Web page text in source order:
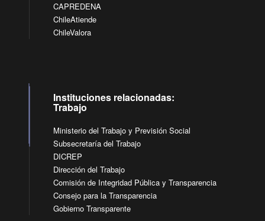
CAPREDENA
ChileAtiende
ChileValora
Instituciones relacionadas:
Trabajo
Ministerio del Trabajo y Previsión Social
Subsecretaría del Trabajo
DICREP
Dirección del Trabajo
Comisión de Integridad Pública y Transparencia
Consejo para la Transparencia
Gobierno Transparente